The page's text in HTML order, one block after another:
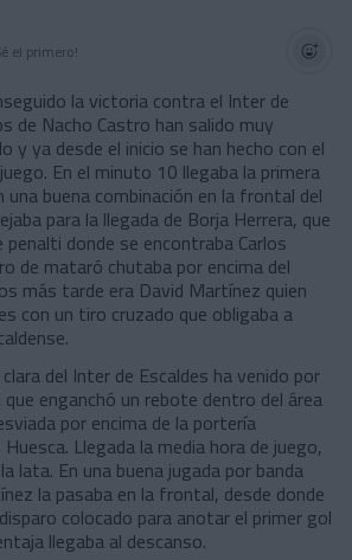
el primero!
la victoria contra el Inter de
de Nacho Castro han salido muy
y ya desde el inicio se han hecho con el
En el minuto 10 llegaba la primera
una buena combinación en la frontal del
para la llegada de Borja Herrera, que
donde se encontraba Carlos
de mataró chutaba por encima del
más tarde era David Martínez quien
con un tiro cruzado que obligaba a
del Inter de Escaldes ha venido por
enganchó un rebote dentro del área
por encima de la portería
Llegada la media hora de juego,
lata. En una buena jugada por banda
la pasaba en la frontal, desde donde
colocado para anotar el primer gol
llegaba al descanso.